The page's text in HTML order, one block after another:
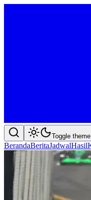
Toggle theme
BerandaBeritaJadwalHasil